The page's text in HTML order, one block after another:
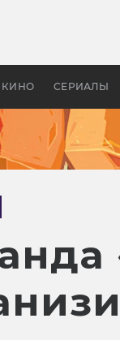
КИНО СЕРИАЛЫ